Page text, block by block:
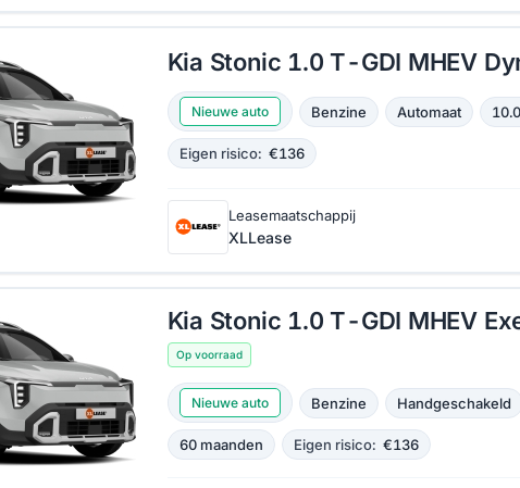
Kia Stonic 1.0 T-GDI MHEV
Nieuwe auto Benzine Automaat
Eigen risico: €136
Leasemaatschappij
XLLease
Kia Stonic 1.0 T-GDI MHEV
Op voorraad
Nieuwe auto Benzine Handgeschakeld
60 maanden Eigen risico: €136